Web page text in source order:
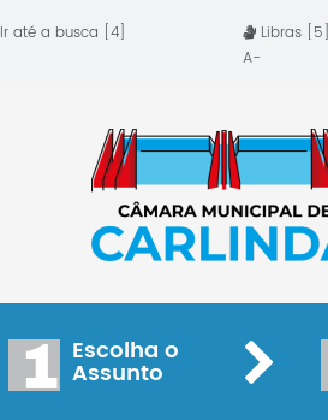
Ir até a busca [4] Libras [5]
A-
1 Escolha o
Assunto